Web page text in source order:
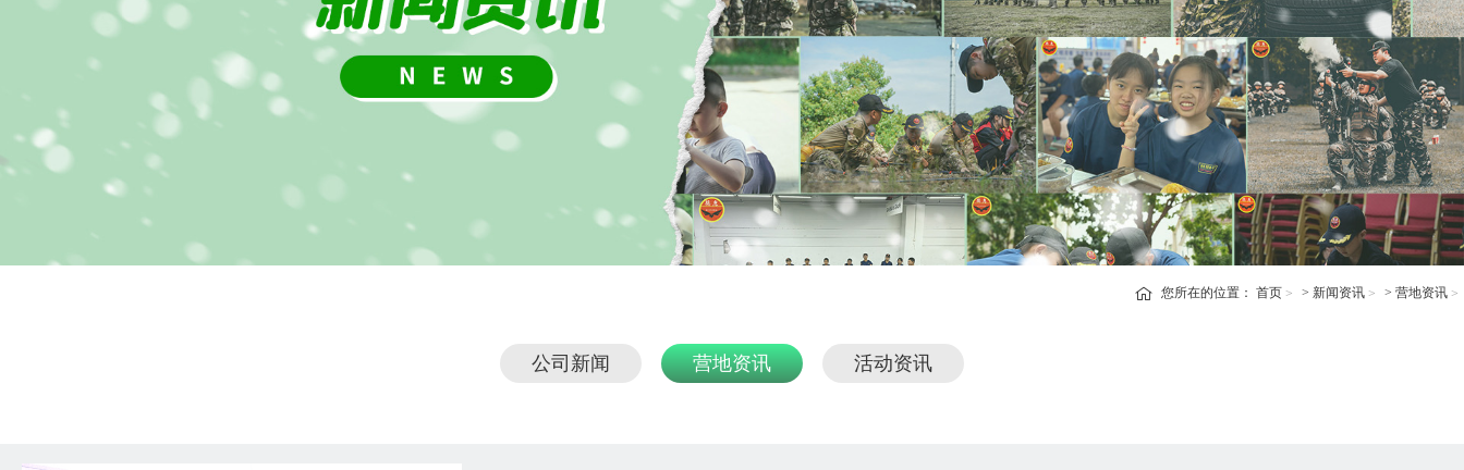
您所在的位置： 首页 > 新闻资讯 > 营地资讯
公司新闻 营地资讯 活动资讯